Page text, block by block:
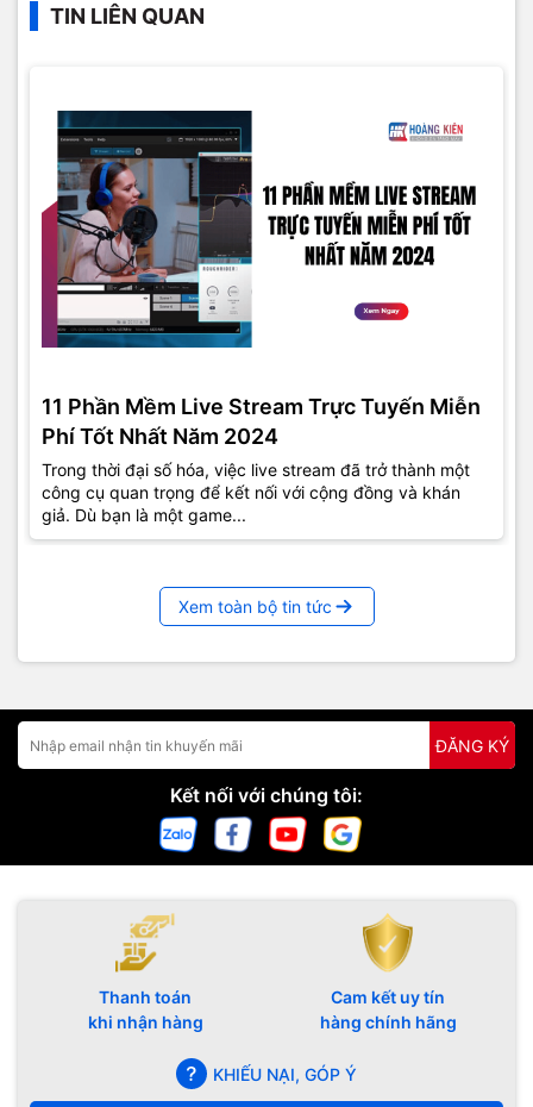
TIN LIÊN QUAN
11 Phần Mềm Live Stream Trực Tuyến Miễn
Phí Tốt Nhất Năm 2024
Trong thời đại số hóa, việc live stream đã trở thành một
công cụ quan trọng để kết nối với cộng đồng và khán
giả. Dù bạn là một game...
Xem toàn bộ tin tức
ĐĂNG KÝ
Kết nối với chúng tôi:
Thanh toán
khi nhận hàng
Cam kết uy tín
hàng chính hãng
KHIẾU NẠI, GÓP Ý